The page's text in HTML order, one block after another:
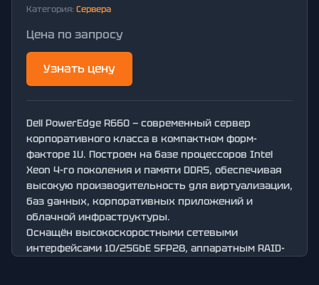
Категория: Сервера
Цена по запросу
Узнать цену
Dell PowerEdge R660 — современный сервер
корпоративного класса в компактном форм-
факторе 1U. Построен на базе процессоров Intel
Xeon 4-го поколения и памяти DDR5, обеспечивая
высокую производительность для виртуализации,
баз данных, корпоративных приложений и
облачной инфраструктуры.
Оснащён высокоскоростными сетевыми
интерфейсами 10/25GbE SFP28, аппаратным RAID-